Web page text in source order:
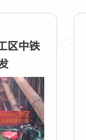
区中铁